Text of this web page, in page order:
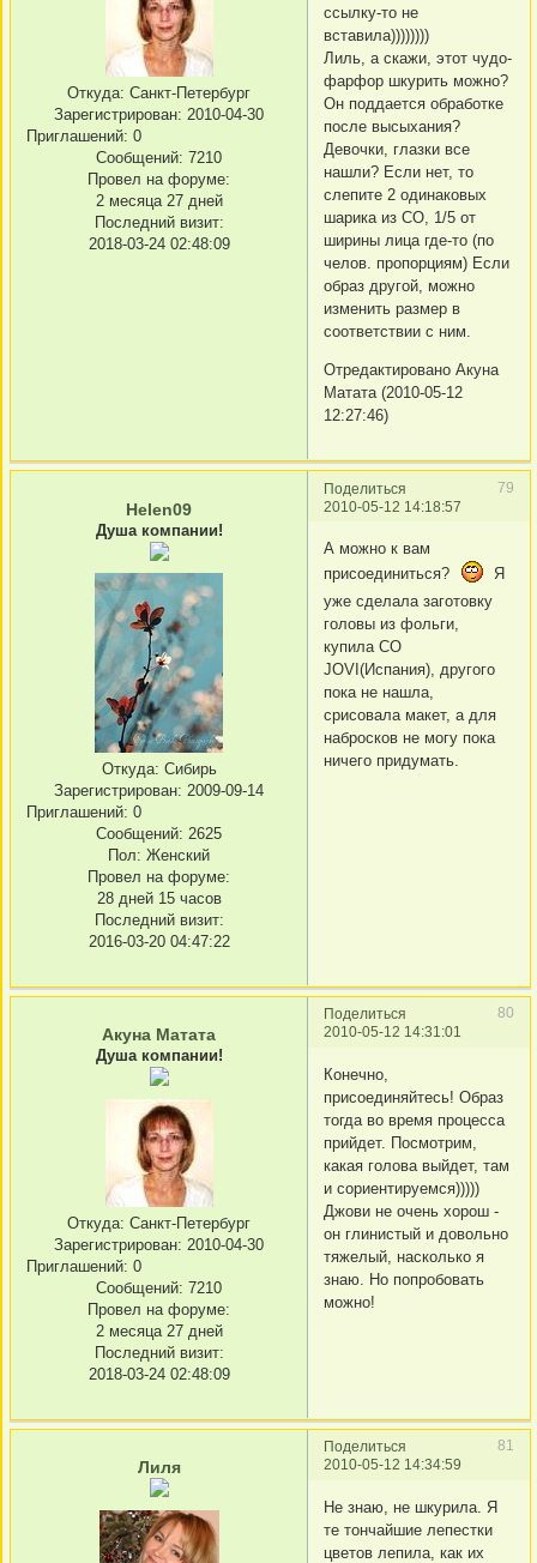
Откуда: Санкт-Петербург
Зарегистрирован: 2010-04-30
Приглашений: 0
Сообщений: 7210
Провел на форуме:
2 месяца 27 дней
Последний визит:
2018-03-24 02:48:09
ссылку-то не
вставила))))))))
Лиль, а скажи, этот чудо-
фарфор шкурить можно?
Он поддается обработке
после высыхания?
Девочки, глазки все
нашли? Если нет, то
слепите 2 одинаковых
шарика из СО, 1/5 от
ширины лица где-то (по
челов. пропорциям) Если
образ другой, можно
изменить размер в
соответствии с ним.
Отредактировано Акуна
Матата (2010-05-12
12:27:46)
Поделиться
79
2010-05-12 14:18:57
Helen09
Душа компании!
Откуда: Сибирь
Зарегистрирован: 2009-09-14
Приглашений: 0
Сообщений: 2625
Пол: Женский
Провел на форуме:
28 дней 15 часов
Последний визит:
2016-03-20 04:47:22
А можно к вам
присоединиться?
Я
уже сделала заготовку
головы из фольги,
купила СО
JOVI(Испания), другого
пока не нашла,
срисовала макет, а для
набросков не могу пока
ничего придумать.
Поделиться
80
2010-05-12 14:31:01
Акуна Матата
Душа компании!
Откуда: Санкт-Петербург
Зарегистрирован: 2010-04-30
Приглашений: 0
Сообщений: 7210
Провел на форуме:
2 месяца 27 дней
Последний визит:
2018-03-24 02:48:09
Конечно,
присоединяйтесь! Образ
тогда во время процесса
прийдет. Посмотрим,
какая голова выйдет, там
и сориентируемся)))))
Джови не очень хорош -
он глинистый и довольно
тяжелый, насколько я
знаю. Но попробовать
можно!
Поделиться
81
2010-05-12 14:34:59
Лиля
Не знаю, не шкурила. Я
те тончайшие лепестки
цветов лепила, как их